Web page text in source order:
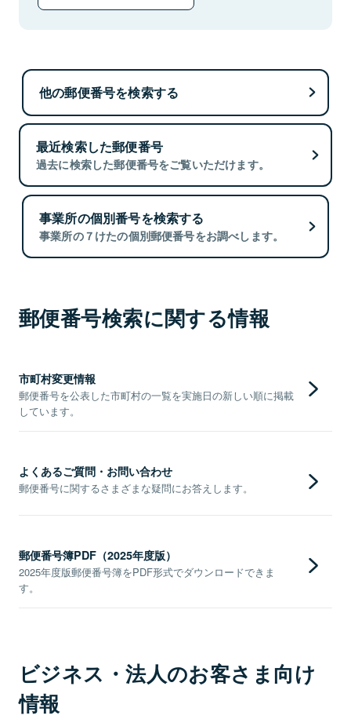
他の郵便番号を検索する
最近検索した郵便番号
過去に検索した郵便番号をご覧いただけます。
事業所の個別番号を検索する
事業所の７けたの個別郵便番号をお調べします。
郵便番号検索に関する情報
市町村変更情報
郵便番号を公表した市町村の一覧を実施日の新しい順に掲載
しています。
よくあるご質問・お問い合わせ
郵便番号に関するさまざまな疑問にお答えします。
郵便番号簿PDF（2025年度版）
2025年度版郵便番号簿をPDF形式でダウンロードできま
す。
ビジネス・法人のお客さま向け
情報